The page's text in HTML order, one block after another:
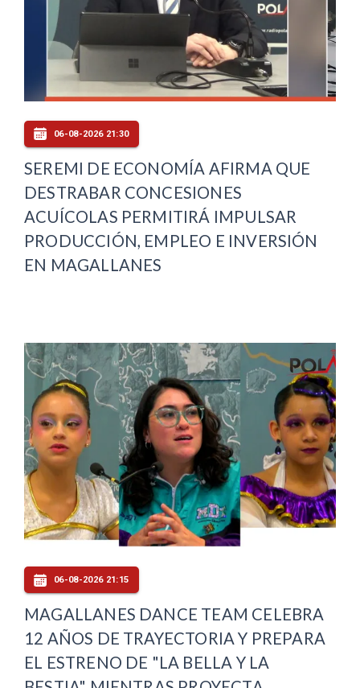
06-08-2026 21:30
SEREMI DE ECONOMÍA AFIRMA QUE
DESTRABAR CONCESIONES
ACUÍCOLAS PERMITIRÁ IMPULSAR
PRODUCCIÓN, EMPLEO E INVERSIÓN
EN MAGALLANES
06-08-2026 21:15
MAGALLANES DANCE TEAM CELEBRA
12 AÑOS DE TRAYECTORIA Y PREPARA
EL ESTRENO DE "LA BELLA Y LA